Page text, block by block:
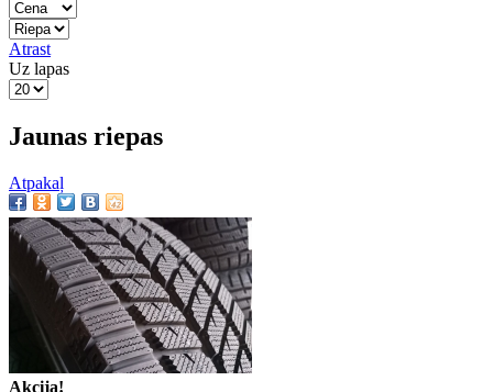
Atrast
Uz lapas
Jaunas riepas
Atpakaļ
Akcija!